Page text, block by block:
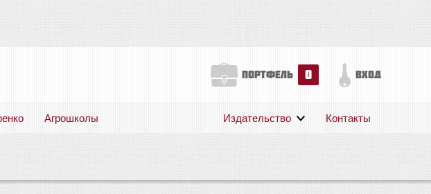
портфель 0 вход
Агрошколы
Поддержка
Издательство Контакты